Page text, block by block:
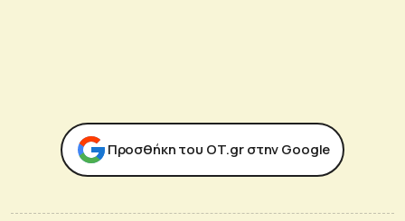
Προσθήκη του ΟΤ.gr στην Google